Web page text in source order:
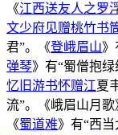
《江西送友人之罗
文少府见赠桃竹书
君”。《登峨眉山》
弹琴》有“蜀僧抱
忆旧游书怀赠江夏
流”。《峨眉山月
《蜀道难》有“西